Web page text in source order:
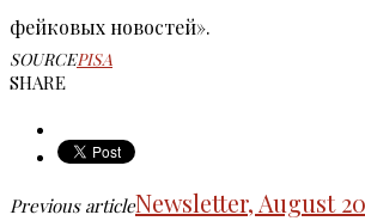
фейковых новостей».
SOURCEPISA
SHARE
Previous articleNewsletter, August